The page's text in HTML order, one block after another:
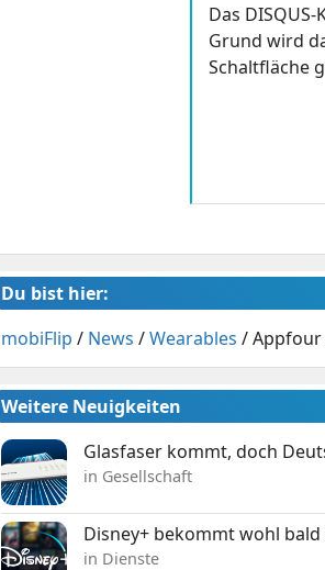
Das
Grund wird
Schaltfläche
Du bist hier:
mobiFlip / News /Wearables /Appfour
Weitere Neuigkeiten
Glasfaser kommt, doch
in Gesellschaft
Disney+ bekommt wohl
in Dienste